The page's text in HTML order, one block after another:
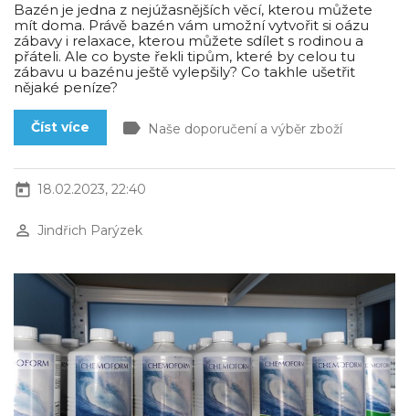
Bazén je jedna z nejúžasnějších věcí, kterou můžete
mít doma. Právě bazén vám umožní vytvořit si oázu
zábavy i relaxace, kterou můžete sdílet s rodinou a
přáteli. Ale co byste řekli tipům, které by celou tu
zábavu u bazénu ještě vylepšily? Co takhle ušetřit
nějaké peníze?
Číst více label Naše doporučení a výběr zboží
today 18.02.2023, 22:40
perm_identity Jindřich Parýzek